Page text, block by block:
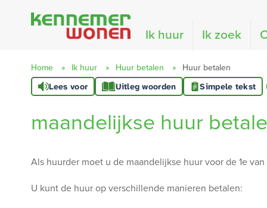
Naar hoofdinhoud
Naar hoofdnavigatiemenu
Naar zoeken
Naar de homepage
Ik huur Ik zoek
Home Ik huur Huur betalen Huur betalen
Lees voor Uitleg woorden Simpele tekst
maandelijkse huur
Als huurder moet u de maandelijkse huur voor de 1e
U kunt de huur op verschillende manieren betalen: